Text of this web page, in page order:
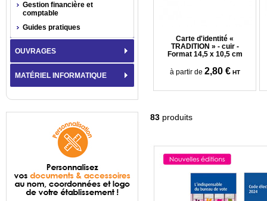
Carte d'identité «
TRADITION » - cuir -
Format 14,5 x 10,5 cm
à partir de 2,80 € HT
83 produits
Gestion financière et
comptable
Guides pratiques
OUVRAGES
MATÉRIEL INFORMATIQUE